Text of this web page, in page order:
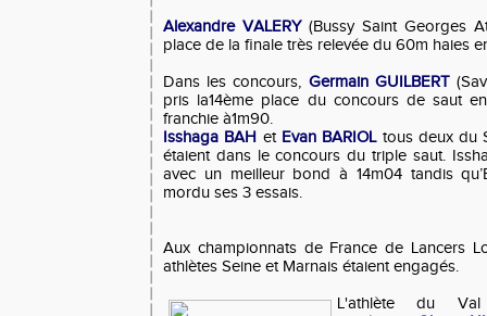
Alexandre VALERY(Bussy Saint Georges
place de la finale très relevée du 60m haies
Dans les concours, Germain GUILBERT
pris la14ème place du concours de saut
franchie à1m90.
Isshaga BAH et Evan BARIOLtous deux du
étaient dans le concours du triple saut.
avec un meilleur bond à 14m04 tandis
mordu ses 3 essais.
Aux championnats de France de Lancers
athlètes Seine et Marnais étaient engagés.
L'athlète du Val